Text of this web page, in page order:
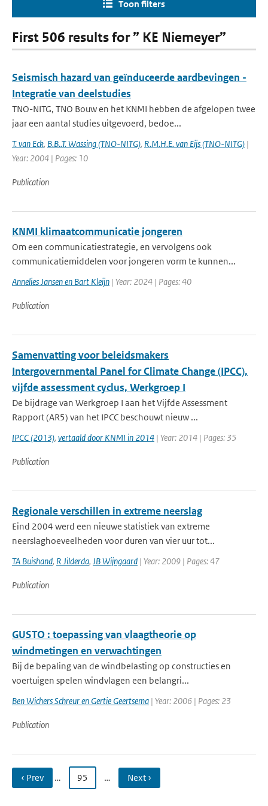
Toon filters
First 506 results for ” KE Niemeyer”
Seismisch hazard van geïnduceerde aardbevingen -
Integratie van deelstudies
TNO-NITG, TNO Bouw en het KNMI hebben de afgelopen twee
jaar een aantal studies uitgevoerd, bedoe...
T. van Eck, B.B..T. Wassing (TNO-NITG), R.M.H.E. van Eijs (TNO-NITG) |
Year: 2004 | Pages: 10
Publication
KNMI klimaatcommunicatie jongeren
Om een communicatiestrategie, en vervolgens ook
communicatiemiddelen voor jongeren vorm te kunnen...
Annelies Jansen en Bart Kleijn | Year: 2024 | Pages: 40
Publication
Samenvatting voor beleidsmakers
Intergovernmental Panel for Climate Change (IPCC),
vijfde assessment cyclus, Werkgroep I
De bijdrage van Werkgroep I aan het Vijfde Assessment
Rapport (AR5) van het IPCC beschouwt nieuw ...
IPCC (2013), vertaald door KNMI in 2014 | Year: 2014 | Pages: 35
Publication
Regionale verschillen in extreme neerslag
Eind 2004 werd een nieuwe statistiek van extreme
neerslaghoeveelheden voor duren van vier uur tot...
TA Buishand, R Jilderda, JB Wijngaard | Year: 2009 | Pages: 47
Publication
GUSTO : toepassing van vlaagtheorie op
windmetingen en verwachtingen
Bij de bepaling van de windbelasting op constructies en
voertuigen spelen windvlagen een belangri...
Ben Wichers Schreur en Gertie Geertsema | Year: 2006 | Pages: 23
Publication
‹ Prev … 95 … Next ›